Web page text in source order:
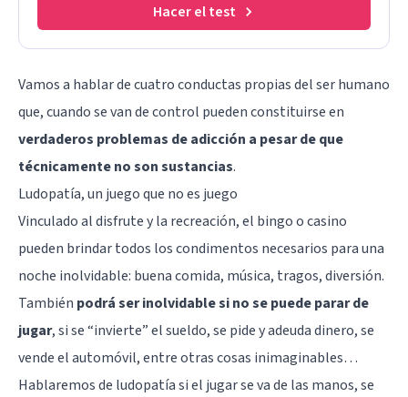
Hacer el test
Vamos a hablar de cuatro conductas propias del ser humano
que, cuando se van de control pueden constituirse en
verdaderos problemas de adicción a pesar de que
técnicamente no son sustancias.
Ludopatía, un juego que no es juego
Vinculado al disfrute y la recreación, el bingo o casino
pueden brindar todos los condimentos necesarios para una
noche inolvidable: buena comida, música, tragos, diversión.
También podrá ser inolvidable si no se puede parar de
jugar, si se “invierte” el sueldo, se pide y adeuda dinero, se
vende el automóvil, entre otras cosas inimaginables…
Hablaremos de ludopatía si el jugar se va de las manos, se